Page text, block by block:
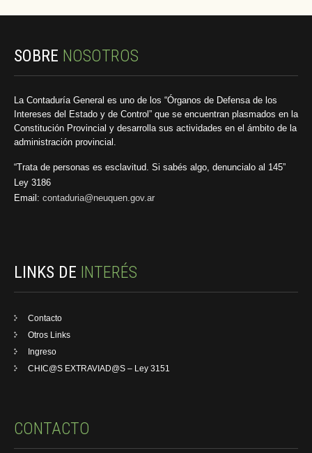
SOBRE NOSOTROS
La Contaduría General es uno de los “Órganos de Defensa de los
Intereses del Estado y de Control” que se encuentran plasmados en la
Constitución Provincial y desarrolla sus actividades en el ámbito de la
administración provincial.
“Trata de personas es esclavitud. Si sabés algo, denuncialo al 145”
Ley 3186
Email: contaduria@neuquen.gov.ar
LINKS DE INTERÉS
Contacto
Otros Links
Ingreso
CHIC@S EXTRAVIAD@S – Ley 3151
CONTACTO